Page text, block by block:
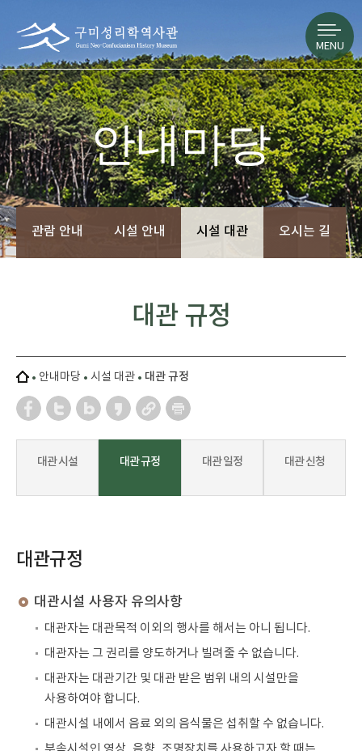
MENU
안내마당
관람 안내 시설 안내 시설 대관 오시는 길
안내마당 시설 대관 대관 규정
대관 규정
대관 시설 대관 규정 대관 일정 대관 신청
대관규정
대관시설 사용자 유의사항
대관자는 대관목적 이외의 행사를 해서는 아니 됩니다.
대관자는 그 권리를 양도하거나 빌려줄 수 없습니다.
대관자는 대관기간 및 대관 받은 범위 내의 시설만을
사용하여야 합니다.
대관시설 내에서 음료 외의 음식물은 섭취할 수 없습니다.